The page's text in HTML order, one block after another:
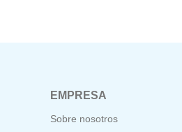
EMPRESA
Sobre nosotros